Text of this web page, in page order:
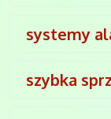
systemy
szybka